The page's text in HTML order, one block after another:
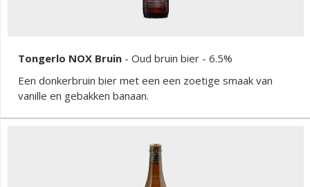
Tongerlo NOX Bruin - Oud bruin bier - 6.5%
Een donkerbruin bier met een een zoetige smaak van
vanille en gebakken banaan.